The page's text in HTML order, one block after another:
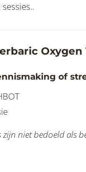
Oxygen
of
zijn niet bedoeld als